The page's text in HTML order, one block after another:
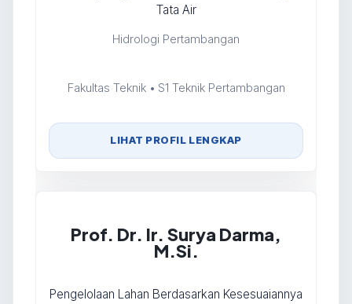
Tata Air
Hidrologi Pertambangan
Fakultas Teknik • S1 Teknik Pertambangan
LIHAT PROFIL LENGKAP
Prof. Dr. Ir. Surya Darma,
M.Si.
Pengelolaan Lahan Berdasarkan Kesesuaiannya